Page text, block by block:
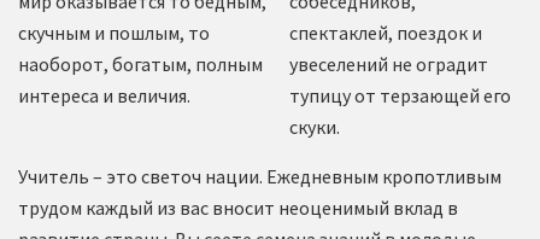
скучным и пошлым, то
наоборот, богатым, полным
интереса и величия.
спектаклей, поездок и
увеселений не оградит
тупицу от терзающей его
скуки.
Учитель – это светоч нации. Ежедневным кропотливым
трудом каждый из вас вносит неоценимый вклад в